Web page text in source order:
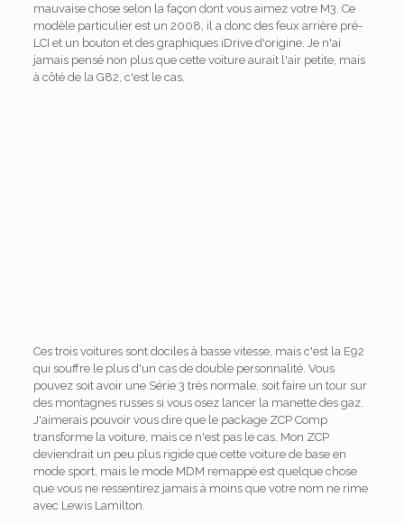
mauvaise chose selon la façon dont vous aimez votre M3. Ce
modèle particulier est un 2008, il a donc des feux arrière pré-
LCI et un bouton et des graphiques iDrive d'origine. Je n'ai
jamais pensé non plus que cette voiture aurait l'air petite, mais
à côté de la G82, c'est le cas.
Ces trois voitures sont dociles à basse vitesse, mais c'est la E92
qui souffre le plus d'un cas de double personnalité. Vous
pouvez soit avoir une Série 3 très normale, soit faire un tour sur
des montagnes russes si vous osez lancer la manette des gaz.
J'aimerais pouvoir vous dire que le package ZCP Comp
transforme la voiture, mais ce n'est pas le cas. Mon ZCP
deviendrait un peu plus rigide que cette voiture de base en
mode sport, mais le mode MDM remappé est quelque chose
que vous ne ressentirez jamais à moins que votre nom ne rime
avec Lewis Lamilton.